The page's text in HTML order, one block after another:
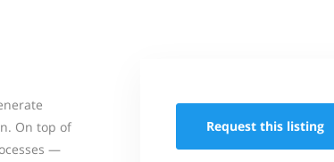
On top of
—
Request this listing